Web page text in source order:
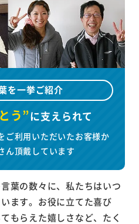
を一挙ご紹介
う”に支えられて
ご利用いただいたお客様か
ん頂戴しています
葉の数々に、私たちはいつ
ます。お役に立てた喜び
もらえた嬉しさなど、たく